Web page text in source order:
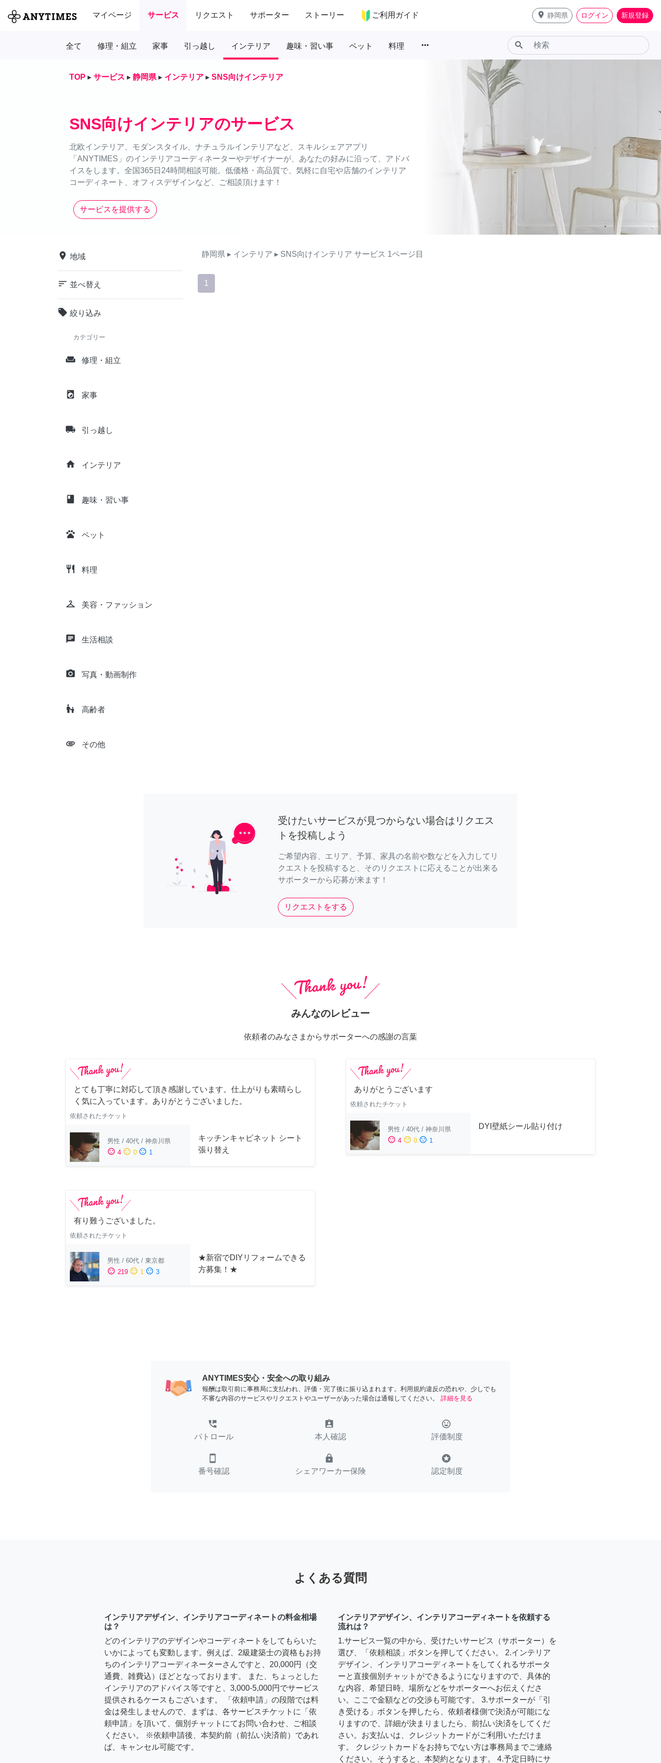
マイページ サービス リクエスト サポーター ストーリー ご利用ガイド place 静岡県 ログイン 新規登録
全て 修理・組立 家事 引っ越し インテリア 趣味・習い事 ペット 料理 more_horiz search
TOP ▸ サービス ▸ 静岡県 ▸ インテリア ▸ SNS向けインテリア
SNS向けインテリアのサービス
北欧インテリア、モダンスタイル、ナチュラルインテリアなど、スキルシェアアプリ
「ANYTIMES」のインテリアコーディネーターやデザイナーが、あなたの好みに沿って、アドバ
イスをします。全国365日24時間相談可能。低価格・高品質で、気軽に自宅や店舗のインテリア
コーディネート、オフィスデザインなど、ご相談頂けます！
サービスを提供する
place 地域
sort 並べ替え
local_offer 絞り込み
カテゴリー
weekend 修理・組立
local_laundry_service 家事
local_shipping 引っ越し
home インテリア
class 趣味・習い事
pets ペット
restaurant 料理
checkroom 美容・ファッション
chat 生活相談
camera_alt 写真・動画制作
escalator_warning 高齢者
attachment その他
静岡県 ▸ インテリア ▸ SNS向けインテリア サービス 1ページ目
1
受けたいサービスが見つからない場合はリクエス
トを投稿しよう
ご希望内容、エリア、予算、家具の名前や数などを入力してリ
クエストを投稿すると、そのリクエストに応えることが出来る
サポーターから応募が来ます！
リクエストをする
みんなのレビュー
依頼者のみなさまからサポーターへの感謝の言葉
とても丁寧に対応して頂き感謝しています。仕上がりも素晴らし
く気に入っています。ありがとうございました。
依頼されたチケット
男性 / 40代 / 神奈川県
sentiment_satisfied 4 sentiment_neutral 0 sentiment_dissatisfied 1
キッチンキャビネット シート
張り替え
ありがとうございます
依頼されたチケット
男性 / 40代 / 神奈川県
sentiment_satisfied 4 sentiment_neutral 0 sentiment_dissatisfied 1
DYI壁紙シール貼り付け
有り難うございました。
依頼されたチケット
男性 / 60代 / 東京都
sentiment_satisfied 219 sentiment_neutral 1 sentiment_dissatisfied 3
★新宿でDIYリフォームできる
方募集！★
ANYTIMES安心・安全への取り組み
報酬は取引前に事務局に支払われ、評価・完了後に振り込まれます。利用規約違反の恐れや、少しでも
不審な内容のサービスやリクエストやユーザーがあった場合は通報してください。
詳細を見る
perm_phone_msg
パトロール
assignment_ind
本人確認
tag_faces
評価制度
smartphone
番号確認
lock
シェアワーカー保険
stars
認定制度
よくある質問
インテリアデザイン、インテリアコーディネートの料金相場
は？
どのインテリアのデザインやコーディネートをしてもらいた
いかによっても変動します。例えば、2級建築士の資格もお持
ちのインテリアコーディネーターさんですと、20,000円（交
通費、雑費込）ほどとなっております。 また、ちょっとした
インテリアのアドバイス等ですと、3,000-5,000円でサービス
提供されるケースもございます。 「依頼申請」の段階では料
金は発生しませんので、まずは、各サービスチケットに「依
頼申請」を頂いて、個別チャットにてお問い合わせ、ご相談
ください。 ※依頼申請後、本契約前（前払い決済前）であれ
ば、キャンセル可能です。
インテリアデザイン、インテリアコーディネートを依頼する
流れは？
1.サービス一覧の中から、受けたいサービス（サポーター）を
選び、「依頼相談」ボタンを押してください。 2.インテリア
デザイン、インテリアコーディネートをしてくれるサポータ
ーと直接個別チャットができるようになりますので、具体的
な内容、希望日時、場所などをサポーターへお伝えくださ
い。ここで金額などの交渉も可能です。 3.サポーターが「引
き受ける」ボタンを押したら、依頼者様側で決済が可能にな
りますので、詳細が決まりましたら、前払い決済をしてくだ
さい。お支払いは、クレジットカードがご利用いただけま
す。 クレジットカードをお持ちでない方は事務局までご連絡
ください。そうすると、本契約となります。 4.予定日時にサ